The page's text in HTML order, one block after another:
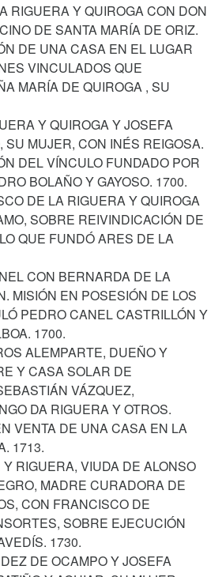
RIGUERA Y QUIROGA CON DON
DE SANTA MARÍA DE ORIZ.
DE UNA CASA EN EL LUGAR
VINCULADOS QUE
MARÍA DE QUIROGA , SU
Y QUIROGA Y JOSEFA
SU MUJER, CON INÉS REIGOSA.
DEL VÍNCULO FUNDADO POR
BOLAÑO Y GAYOSO. 1700.
DE LA RIGUERA Y QUIROGA
SOBRE REIVINDICACIÓN DE
QUE FUNDÓ ARES DE LA
CON BERNARDA DE LA
MISIÓN EN POSESIÓN DE LOS
PEDRO CANEL CASTRILLÓN Y
1700.
ALEMPARTE, DUEÑO Y
Y CASA SOLAR DE
VÁZQUEZ,
DA RIGUERA Y OTROS.
VENTA DE UNA CASA EN LA
1713.
RIGUERA, VIUDA DE ALONSO
MADRE CURADORA DE
CON FRANCISCO DE
SOBRE EJECUCIÓN
1730.
DE OCAMPO Y JOSEFA